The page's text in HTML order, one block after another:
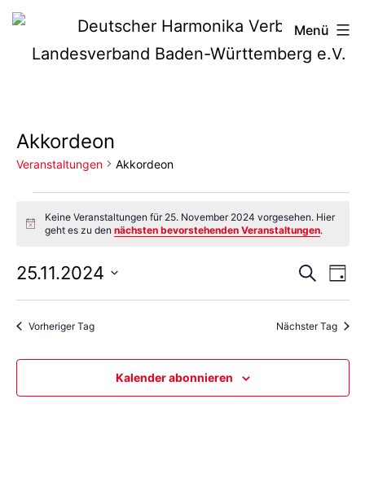
Zum
Deutscher
Harmonika-
Menü
Akkordeon
Veranstaltungen Akkordeon
Veranstaltungen
für
25.
November
2024
Hinweis
Keine Veranstaltungen für 25. November 2024 vorgesehen. Hier
geht es zu den nächsten bevorstehenden Veranstaltungen.
und
SucheTag
25.11.2024
Datum
wählen.
Vorheriger Tag Nächster Tag
Kalender abonnieren